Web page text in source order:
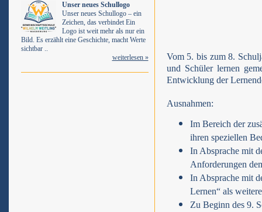
Unser neues Schullogo
Unser neues Schullogo – ein
Zeichen, das verbindet Ein
Logo ist weit mehr als nur ein
Bild. Es erzählt eine Geschichte, macht Werte
sichtbar ..
weiterlesen »
Vom 5. bis zum 8.
und Schüler lernen
Entwicklung der
Ausnahmen:
Im Bereich der
ihren speziellen
In Absprache mit
Anforderungen
In Absprache mit
Lernen“ als
Zu Beginn des 9.